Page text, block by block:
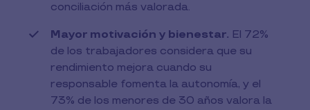
conciliación más valorada.
Mayor motivación y bienestar. El 72%
de los trabajadores considera que su
rendimiento mejora cuando su
responsable fomenta la autonomía, y el
73% de los menores de 30 años valora la